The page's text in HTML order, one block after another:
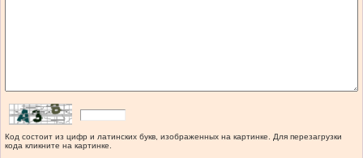
Код состоит из цифр и латинских букв, изображенных на картинке. Для перезагрузки
кода кликните на картинке.